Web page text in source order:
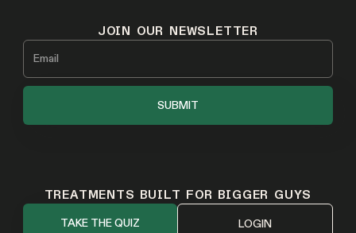
JOIN OUR NEWSLETTER
TREATMENTS BUILT FOR BIGGER GUYS
TAKE THE QUIZ LOGIN